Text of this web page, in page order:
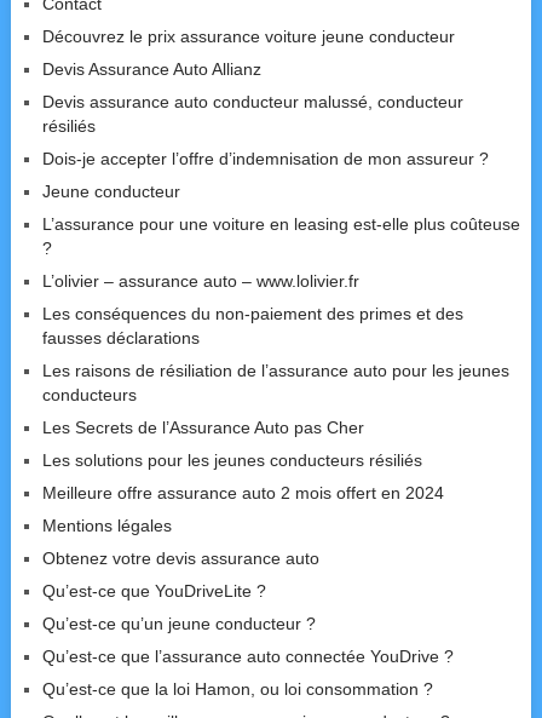
Découvrez le prix assurance voiture jeune conducteur
Devis Assurance Auto Allianz
Devis assurance auto conducteur malussé, conducteur
résiliés
Dois-je accepter l’offre d’indemnisation de mon assureur ?
Jeune conducteur
L’assurance pour une voiture en leasing est-elle plus coûteuse
?
L’olivier – assurance auto – www.lolivier.fr
Les conséquences du non-paiement des primes et des
fausses déclarations
Les raisons de résiliation de l’assurance auto pour les jeunes
conducteurs
Les Secrets de l’Assurance Auto pas Cher
Les solutions pour les jeunes conducteurs résiliés
Meilleure offre assurance auto 2 mois offert en 2024
Mentions légales
Obtenez votre devis assurance auto
Qu’est-ce que YouDriveLite ?
Qu’est-ce qu’un jeune conducteur ?
Qu’est-ce que l’assurance auto connectée YouDrive ?
Qu’est-ce que la loi Hamon, ou loi consommation ?